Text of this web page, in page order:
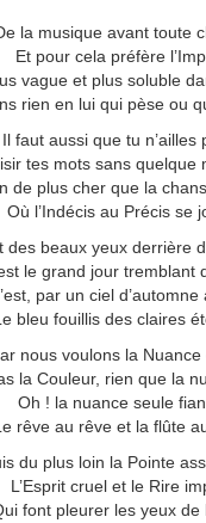
la musique avant toute
Et pour cela préfère
vague et plus soluble
rien en lui qui pèse ou
Il faut aussi que tu n’ailles
tes mots sans quelque
de plus cher que la
Où l’Indécis au Précis se
des beaux yeux derrière
le grand jour tremblant
par un ciel d’automne
bleu fouillis des claires
nous voulons la Nuance
la Couleur, rien que la
Oh ! la nuance seule
rêve au rêve et la flûte
du plus loin la Pointe
L’Esprit cruel et le Rire
font pleurer les yeux de